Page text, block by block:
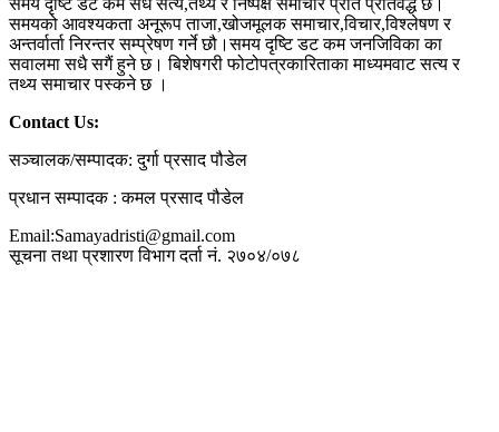
समय दृष्टि डट कम सधै सत्य,तथ्य र निष्पक्ष समाचार प्रति प्रतिवद्ध छ।
समयको आवश्यकता अनूरूप ताजा,खोजमूलक समाचार,विचार,विश्लेषण र
अन्तर्वार्ता निरन्तर सम्प्रेषण गर्ने छौ।समय दृष्टि डट कम जनजिविका का
सवालमा सधै सगैं हुने छ। बिशेषगरी फोटोपत्रकारिताका माध्यमवाट सत्य र
तथ्य समाचार पस्कने छ ।
Contact Us:
सञ्चालक/सम्पादक: दुर्गा प्रसाद पौडेल
प्रधान सम्पादक : कमल प्रसाद पौडेल
Email:Samayadristi@gmail.com
सूचना तथा प्रशारण विभाग दर्ता नं. २७०४/०७८